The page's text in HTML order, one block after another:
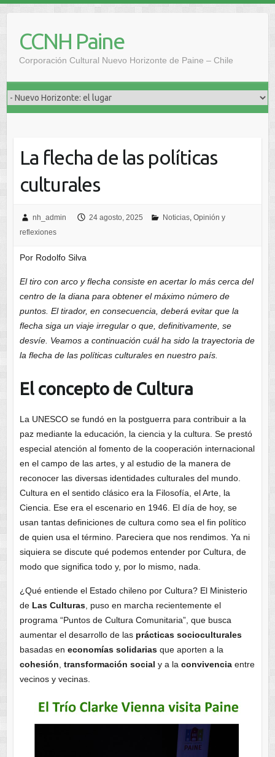
contenidoCCNH Paine
Corporación Cultural Nuevo Horizonte de Paine – Chile
La flecha de las políticas
culturales
nh_admin 24 agosto, 2025 Noticias, Opinión y
reflexiones
Por Rodolfo Silva
El tiro con arco y flecha consiste en acertar lo más cerca del
centro de la diana para obtener el máximo número de
puntos. El tirador, en consecuencia, deberá evitar que la
flecha siga un viaje irregular o que, definitivamente, se
desvíe. Veamos a continuación cuál ha sido la trayectoria de
la flecha de las políticas culturales en nuestro país.
El concepto de Cultura
La UNESCO se fundó en la postguerra para contribuir a la
paz mediante la educación, la ciencia y la cultura. Se prestó
especial atención al fomento de la cooperación internacional
en el campo de las artes, y al estudio de la manera de
reconocer las diversas identidades culturales del mundo.
Cultura en el sentido clásico era la Filosofía, el Arte, la
Ciencia. Ese era el escenario en 1946. El día de hoy, se
usan tantas definiciones de cultura como sea el fin político
de quien usa el término. Pareciera que nos rendimos. Ya ni
siquiera se discute qué podemos entender por Cultura, de
modo que significa todo y, por lo mismo, nada.
¿Qué entiende el Estado chileno por Cultura? El Ministerio
de Las Culturas, puso en marcha recientemente el
programa “Puntos de Cultura Comunitaria”, que busca
aumentar el desarrollo de las prácticas socioculturales
basadas en economías solidariasque aporten a la
cohesión transformación social y a la convivenciaentre
vecinos y vecinas.